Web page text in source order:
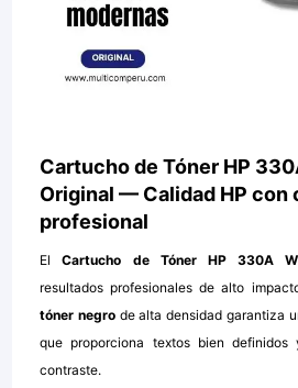
Cartucho de Tóner HP
Original — Calidad HP con
profesional
ElCartucho de Tóner HP 330A
resultados profesionales de alto
tóner negrode alta densidad garantiza
que proporciona textos bien
contraste.